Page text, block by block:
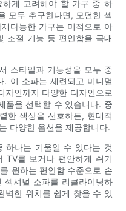
게 고려해야 할 가구 중 하
모두 추구한다면, 모던한 섹
다능한 가구는 미적으로 아
조절 기능 등 편안함을 극대
스타일과 기능성을 모두 중
. 이 소파는 세련되고 미니멀
자인까지 다양한 디자인으로
품을 선택할 수 있습니다. 중
한 색상을 선호하든, 현대적
다양한 옵션을 제공합니다.
하나는 기울일 수 있다는 것
TV를 보거나 편안하게 쉬기
원하는 편안함 수준으로 손
셔널 소파를 리클라이닝하
벽한 위치를 쉽게 찾을 수 있